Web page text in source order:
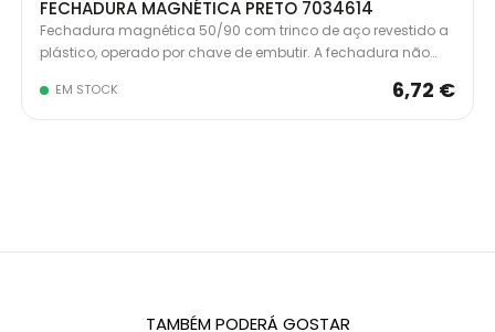
FECHADURA MAGNÉTICA PRETO 7034614
Fechadura magnética 50/90 com trinco de aço revestido a
plástico, operado por chave de embutir. A fechadura não
totalmente fechado.
EM STOCK 6,72 €
TAMBÉM PODERÁ GOSTAR